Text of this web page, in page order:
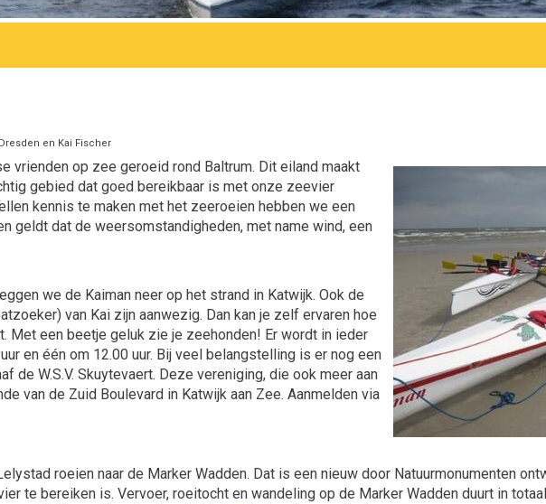
en Kai Fischer
vrienden op zee geroeid rond Baltrum. Dit eiland maakt
gebied dat goed bereikbaar is met onze zeevier
kennis te maken met het zeeroeien hebben we een
geldt dat de weersomstandigheden, met name wind, een
we de Kaiman neer op het strand in Katwijk. Ook de
van Kai zijn aanwezig. Dan kan je zelf ervaren hoe
Met een beetje geluk zie je zeehonden! Er wordt in ieder
en één om 12.00 uur. Bij veel belangstelling is er nog een
de W.S.V. Skuytevaert. Deze vereniging, die ook meer aan
van de Zuid Boulevard in Katwijk aan Zee. Aanmelden via
roeien naar de Marker Wadden. Dat is een nieuw door Natuurmonumenten
te bereiken is. Vervoer, roeitocht en wandeling op de Marker Wadden duurt in